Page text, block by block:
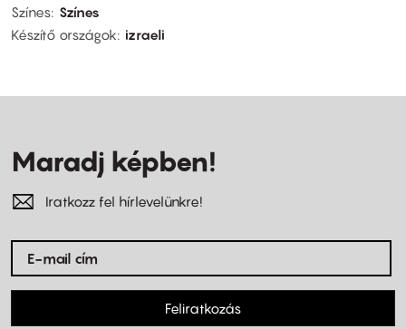
Színes Színes
Készítő országok
izraeli
Maradj képben!
Iratkozz fel hírlevelünkre!
Feliratkozás